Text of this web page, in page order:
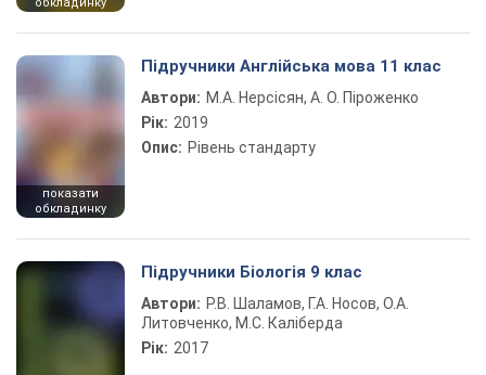
показати
обкладинку
Підручники Англійська мова 11 клас
Автори: М.А. Нерсісян, А. О. Піроженко
Рік: 2019
Опис: Рівень стандарту
Підручники Біологія 9 клас
Автори: Р.В. Шаламов, Г.А. Носов, О.А.
Литовченко, М.С. Каліберда
Рік: 2017